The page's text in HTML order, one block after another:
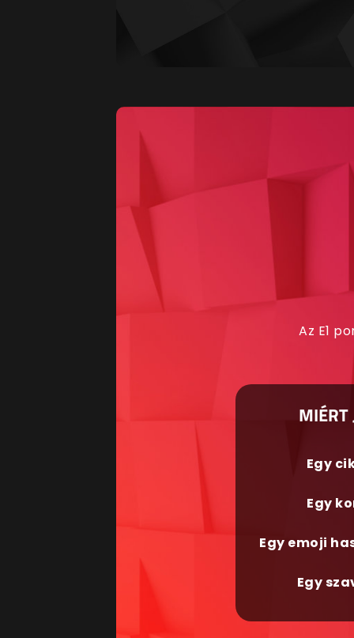
Az E1
MIÉRT
Egy
Egy
Egy emoji
Egy